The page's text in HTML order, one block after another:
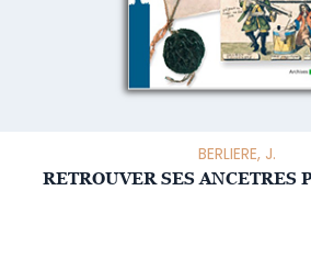
BERLIERE, J.
RETROUVER SES ANCETRES